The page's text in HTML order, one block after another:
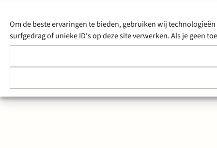
Om de beste ervaringen te bieden, gebruiken wij
surfgedrag of unieke ID's op deze site verwerken. Als je geen